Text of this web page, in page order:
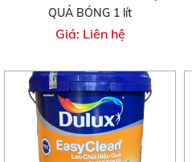
QUẢ BÓNG 1 lít
Giá: Liên hệ